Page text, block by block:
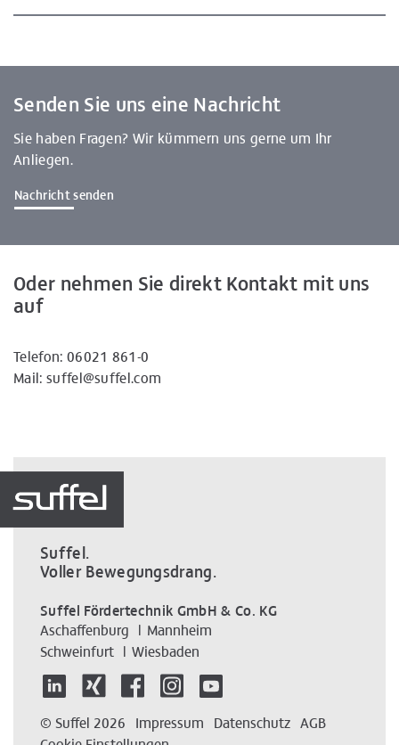
Senden Sie uns eine Nachricht
Sie haben Fragen? Wir kümmern uns gerne um Ihr
Anliegen.
Nachricht senden
Oder nehmen Sie direkt Kontakt mit uns
auf
Telefon: 06021 861-0
Mail: suffel@suffel.com
Suffel.
Voller Bewegungsdrang.
Suffel Fördertechnik GmbH & Co. KG
Aschaffenburg
Mannheim
Schweinfurt
Wiesbaden
© Suffel 2026 Impressum Datenschutz AGB